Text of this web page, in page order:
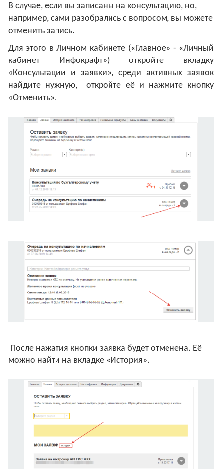
В случае, если вы записаны на консультацию, но,
например, сами разобрались с вопросом, вы можете
отменить запись.
Для этого в Личном кабинете («Главное» - «Личный
кабинет Инфокрафт») откройте вкладку
«Консультации и заявки», среди активных заявок
найдите нужную, откройте её и нажмите кнопку
«Отменить».
После нажатия кнопки заявка будет отменена. Её
можно найти на вкладке «История».